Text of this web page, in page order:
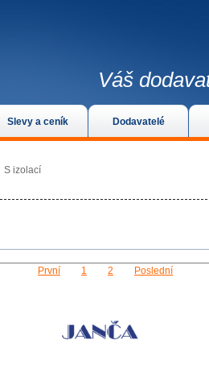
Slevy a ceník Dodavatelé
Váš
S izolací
První 1 2 Poslední